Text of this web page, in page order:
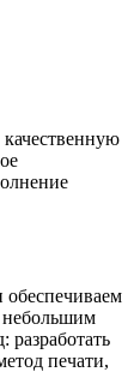
небольшим
разработать
печати,